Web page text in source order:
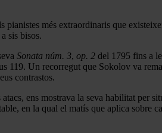
pianistes més extraordinaris que
sis bisos.
Sonata núm. 3, op. 2 del 1795 fins a
119. Un recorregut que Sokolov va
contrastos.
ens mostrava la seva habilitat per
en la qual el matís que aplica sobre